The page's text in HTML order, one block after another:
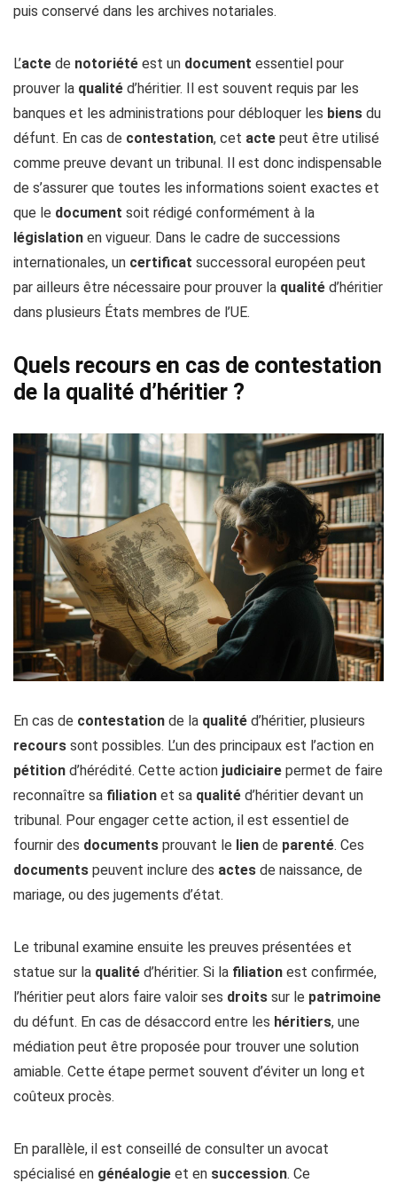
puis conservé dans les archives notariales.
L’acte de notoriété est un document essentiel pour
prouver la qualité d’héritier. Il est souvent requis par les
banques et les administrations pour débloquer les biens du
défunt. En cas de contestation, cet acte peut être utilisé
comme preuve devant un tribunal. Il est donc indispensable
de s’assurer que toutes les informations soient exactes et
que le document soit rédigé conformément à la
législation en vigueur. Dans le cadre de successions
internationales, un certificat successoral européen peut
par ailleurs être nécessaire pour prouver la qualité d’héritier
dans plusieurs États membres de l’UE.
Quels recours en cas de contestation
de la qualité d’héritier ?
En cas de contestation de la qualité d’héritier, plusieurs
recours sont possibles. L’un des principaux est l’action en
pétition d’hérédité. Cette action judiciaire permet de faire
reconnaître sa filiation et sa qualité d’héritier devant un
tribunal. Pour engager cette action, il est essentiel de
fournir des documents prouvant le lien de parenté. Ces
documents peuvent inclure des actes de naissance, de
mariage, ou des jugements d’état.
Le tribunal examine ensuite les preuves présentées et
statue sur la qualité d’héritier. Si la filiation est confirmée,
l’héritier peut alors faire valoir ses droits sur le patrimoine
du défunt. En cas de désaccord entre les héritiers, une
médiation peut être proposée pour trouver une solution
amiable. Cette étape permet souvent d’éviter un long et
coûteux procès.
En parallèle, il est conseillé de consulter un avocat
spécialisé en généalogie et en succession. Ce